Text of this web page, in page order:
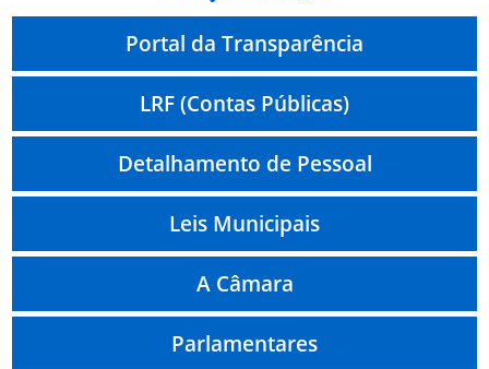
Portal da Transparência
LRF (Contas Públicas)
Detalhamento de Pessoal
Leis Municipais
A Câmara
Parlamentares